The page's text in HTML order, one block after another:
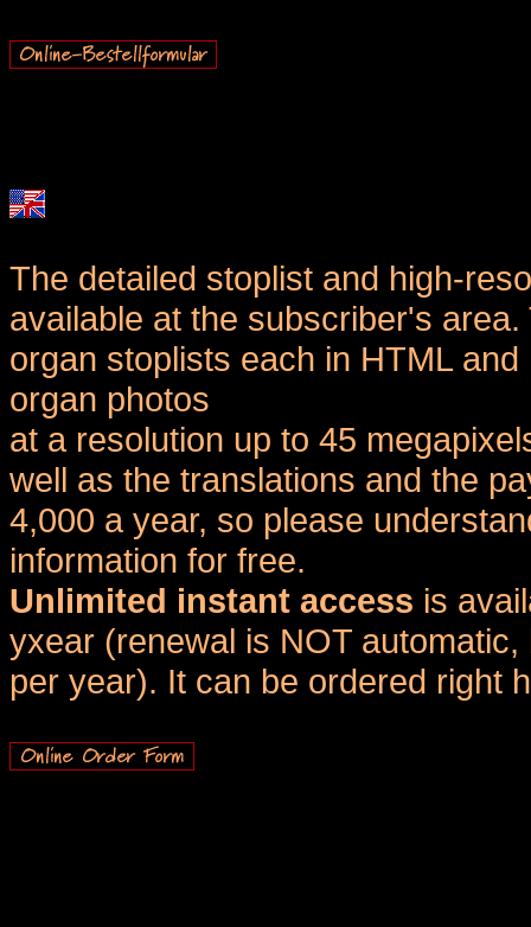
The detailed stoplist and high-
available at the subscriber's
organ stoplists each in HTML
organ photos
at a resolution up to 45
well as the translations and the
4,000 a year, so please
information for free.
Unlimited instant access is
yxear (renewal is NOT
per year). It can be ordered right